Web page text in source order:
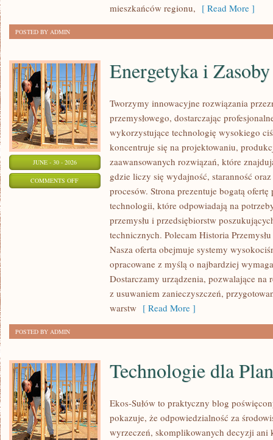
mieszkańców regionu, [ Read More ]
POSTED BY ADMIN
JUNE - 30 - 2026
COMMENTS OFFON
ENERGETYKA
Energetyka i Zasoby
Tworzymy innowacyjne rozwiązania
przemysłowego, dostarczając
wykorzystujące technologię wysokiego
koncentruje się na projektowaniu,
zaawansowanych rozwiązań, które
gdzie liczy się wydajność, staranność
procesów. Strona prezentuje bogatą ofertę
technologii, które odpowiadają na
przemysłu i przedsiębiorstw
technicznych. Polecam Historia
Nasza oferta obejmuje systemy
opracowane z myślą o najbardziej
Dostarczamy urządzenia, pozwalające na
z usuwaniem zanieczyszczeń,
warstw [ Read More ]
POSTED BY ADMIN
Technologie dla
Ekos-Sułów to praktyczny blog
pokazuje, że odpowiedzialność za
wyrzeczeń, skomplikowanych decyzji ani